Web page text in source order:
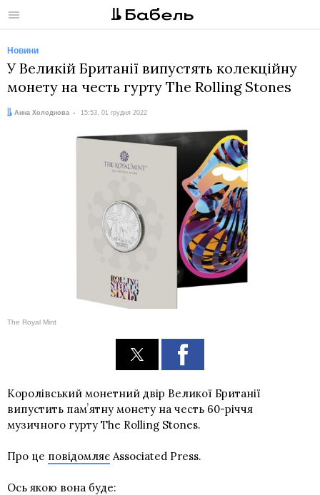
Меню
Новини
У Великій Британії випустять колекційну
монету на честь гурту The Rolling Stones
Автор:
Анна Холоднова
Дата: 15:53, 01 грудня 2022
The Royal Mint
Королівський монетний двір Великої Британії
випустить памʼятну монету на честь 60-річчя
музичного гурту The Rolling Stones.
Про це повідомляє Associated Press.
Ось якою вона буде: